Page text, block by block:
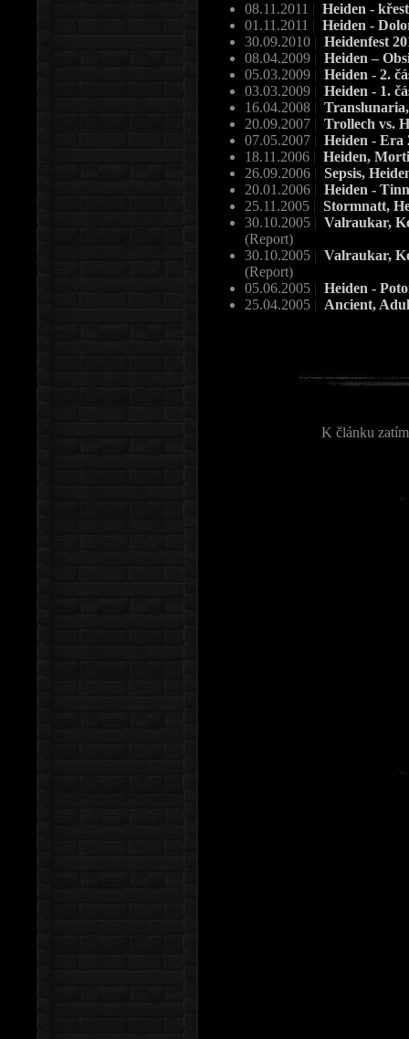
08.11.2011 | Heiden -
01.11.2011 | Heiden -
30.09.2010 | Heidenfest
08.04.2009 | Heiden –
05.03.2009 | Heiden - 2.
03.03.2009 | Heiden - 1.
16.04.2008 |
20.09.2007 | Trollech vs.
07.05.2007 | Heiden - Era
18.11.2006 | Heiden,
26.09.2006 | Sepsis,
20.01.2006 | Heiden -
25.11.2005 | Stormnatt,
30.10.2005 | Valraukar,
(Report)
30.10.2005 | Valraukar,
(Report)
05.06.2005 | Heiden -
25.04.2005 | Ancient,
K článku